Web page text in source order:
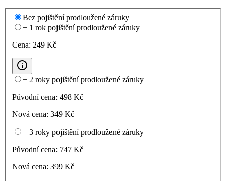
Bez pojištění prodloužené záruky
+ 1 rok pojištění prodloužené záruky
Cena: 249 Kč
+ 2 roky pojištění prodloužené záruky
Původní cena: 498 Kč
Nová cena: 349 Kč
+ 3 roky pojištění prodloužené záruky
Původní cena: 747 Kč
Nová cena: 399 Kč